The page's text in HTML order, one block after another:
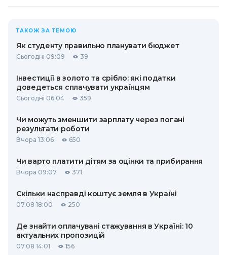
ТАКОЖ ЗА ТЕМОЮ
Як студенту правильно планувати бюджет
Сьогодні 09:09 39
Інвестиції в золото та срібло: які податки
доведеться сплачувати українцям
Сьогодні 06:04 359
Чи можуть зменшити зарплату через погані
результати роботи
Вчора 13:06 650
Чи варто платити дітям за оцінки та прибирання
Вчора 09:07 371
Скільки насправді коштує земля в Україні
07.08 18:00 250
Де знайти оплачувані стажування в Україні: 10
актуальних пропозицій
07.08 14:01 156